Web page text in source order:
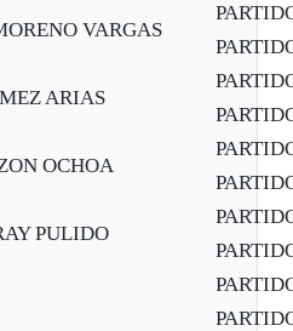
VARGAS
ARIAS
OCHOA
PULIDO